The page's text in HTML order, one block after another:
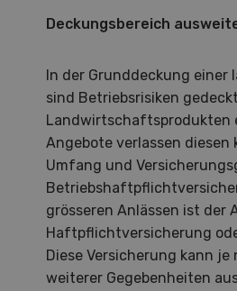
Deckungsbereich
In der Grunddeckung
sind Betriebsrisiken
Landwirtschaftsprodukten
Angebote verlassen diesen
Umfang und
grösseren Anlässen ist der
Haftpflichtversicherung
Diese Versicherung kann
weiterer Gegebenheiten